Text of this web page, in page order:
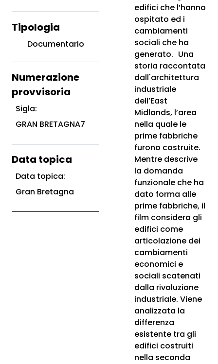
Tipologia
Documentario
Numerazione
provvisoria
Sigla:
GRAN BRETAGNA7
Data topica
Data topica:
Gran Bretagna
edifici che l’hanno
ospitato ed i
cambiamenti
sociali che ha
generato. Una
storia raccontata
dall'architettura
industriale
dell’East
Midlands, l’area
nella quale le
prime fabbriche
furono costruite.
Mentre descrive
la domanda
funzionale che ha
dato forma alle
prime fabbriche, il
film considera gli
edifici come
articolazione dei
cambiamenti
economici e
sociali scatenati
dalla rivoluzione
industriale. Viene
analizzata la
differenza
esistente tra gli
edifici costruiti
nella seconda